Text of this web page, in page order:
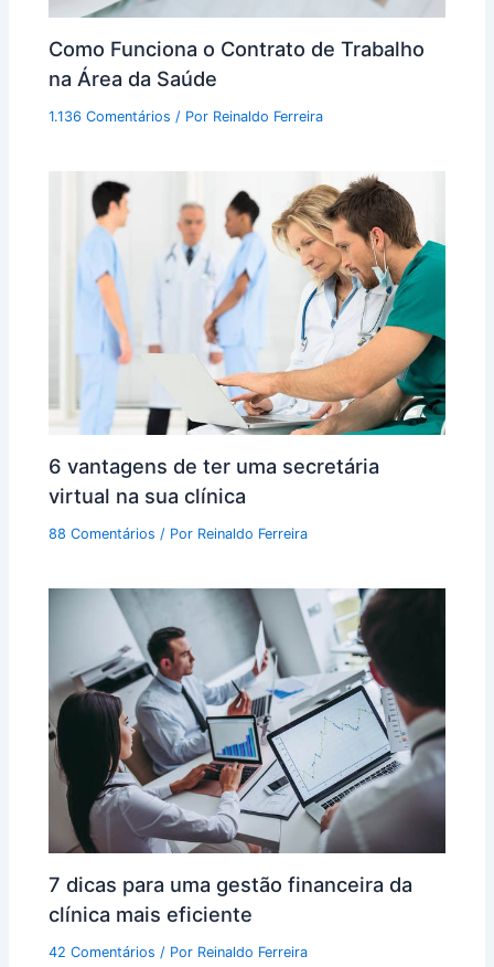
Como Funciona o Contrato de Trabalho
na Área da Saúde
1.136 Comentários / Por Reinaldo Ferreira
6 vantagens de ter uma secretária
virtual na sua clínica
88 Comentários / Por Reinaldo Ferreira
7 dicas para uma gestão financeira da
clínica mais eficiente
42 Comentários / Por Reinaldo Ferreira